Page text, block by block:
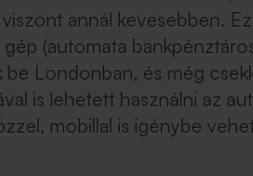
annál kevesebben.
(automata
be Londonban, és még
is lehetett használni az
mobillal is igénybe